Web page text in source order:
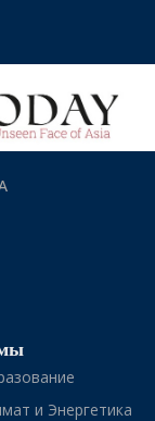
и Энергетика